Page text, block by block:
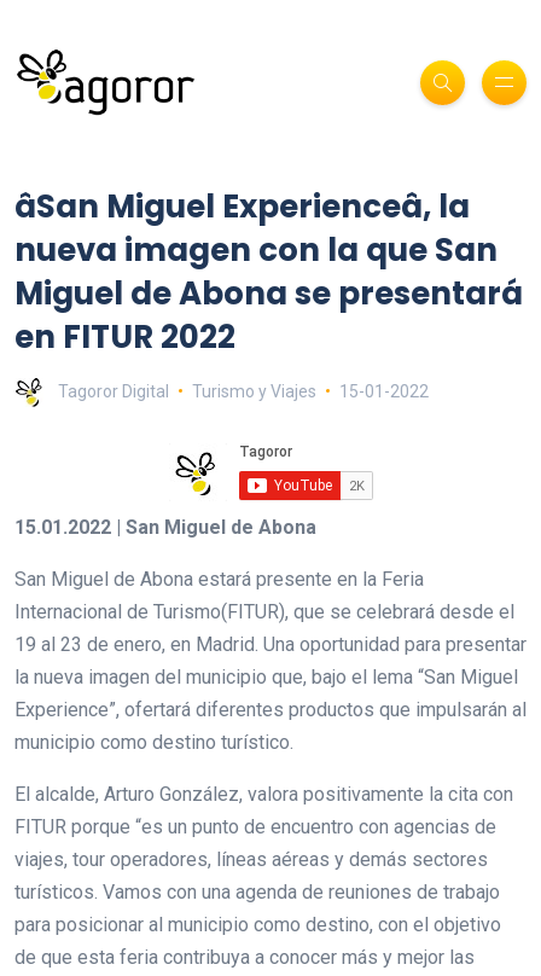
âSan Miguel Experienceâ, la
nueva imagen con la que San
Miguel de Abona se presentará
en FITUR 2022
Tagoror Digital Turismo y Viajes 15-01-2022
15.01.2022 | San Miguel de Abona
San Miguel de Abona estará presente en la Feria
Internacional de Turismo(FITUR), que se celebrará desde el
19 al 23 de enero, en Madrid. Una oportunidad para presentar
la nueva imagen del municipio que, bajo el lema “San Miguel
Experience”, ofertará diferentes productos que impulsarán al
municipio como destino turístico.
El alcalde, Arturo González, valora positivamente la cita con
FITUR porque “es un punto de encuentro con agencias de
viajes, tour operadores, líneas aéreas y demás sectores
turísticos. Vamos con una agenda de reuniones de trabajo
para posicionar al municipio como destino, con el objetivo
de que esta feria contribuya a conocer más y mejor las